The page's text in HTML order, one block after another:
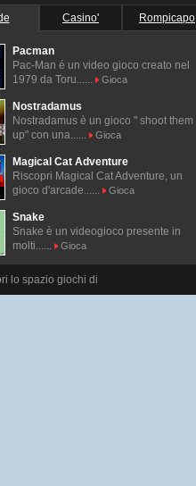
Casino' Rompicapo
Pacman
Pac-Man é un video gioco creato nel
1979 da Toru......
Gioca
Nostradamus
Nostradamus è un gioco " shoot them
up" con una......
Gioca
Magical Cat Adventure
Riscopri Magical Cat Adventure, un
gioco d'arcade......
Gioca
Snake
Snake è un videogioco presente in
molti......
Gioca
lo spazio giochi di